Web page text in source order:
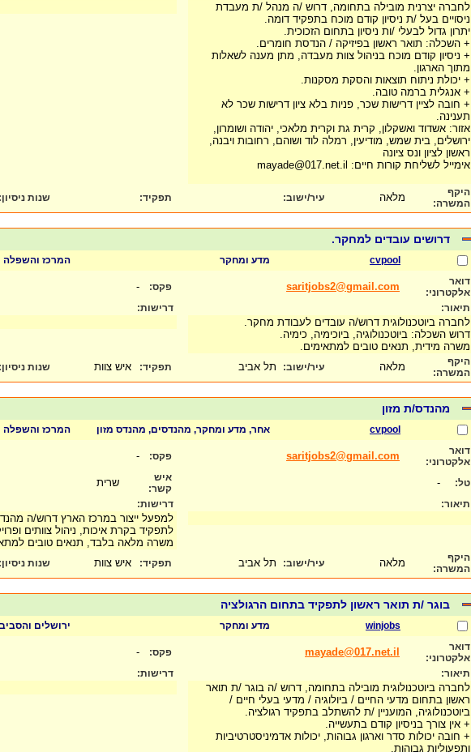
לחברה יצרנית מובילה בתחומה, דרוש /ה מנהל /ת מעבדת
ניסויים בעל /ת ניסיון קודם מוכח בתפקיד דומה.
יתרון גדול לבעלי /ות ניסיון בתחום הזכוכית.
+ השכלה: תואר ראשון בפיזיקה / הנדסת חומרים.
+ ניסיון קודם מוכח בניהול צוות מעבדה, מתן מענה לשאלות
מתוך הארגון.
+ יכולת ניתוח תוצאות והסקת מסקנות.
+ אנגלית ברמה טובה.
+ חובה לציין דרישות שכר, פניות בלא ציון דרישות שכר לא
תענינה.
אזור: אשדוד ואשקלון, קרית גת וקרית מלאכי, יהודה ושומרון,
ירושלים, בית שמש, מודיעין, רמלה לוד ושוהם, רחובות ויבנה,
ראשון לציון ונס ציונה
אימייל לשליחת קורות חיים: mayade@017.net.il
היקף
המשרה:
מלאה עיר/ישוב: תפקיד: שנות ניסיון:
דרושים עובדים למחקר.
cvpool מדע ומחקר המרכז והשפלה
דואר
אלקטרוני:
saritjobs2@gmail.com פקס: -
תיאור:
לחברה ביוטכנולוגית דרוש/ה עובדים לעבודת מחקר.
דרוש השכלה: ביוטכנולוגיה, ביוכימיה, כימיה.
משרה מידית, תנאים טובים למתאימים.
דרישות:
היקף
המשרה:
מלאה עיר/ישוב: תל אביב תפקיד: איש צוות שנות ניסיון:
מהנדס/ת מזון
cvpool אחר, מדע ומחקר, מהנדסים, מהנדס מזון המרכז והשפלה
דואר
אלקטרוני:
saritjobs2@gmail.com פקס: -
טל: -
איש
קשר:
שרית
תיאור: דרישות:
למפעל ייצור במרכז הארץ דרוש/ה
לתפקיד בקרת איכות, ניהול צוותים
משרה מלאה בלבד, תנאים טובים
היקף
המשרה:
מלאה עיר/ישוב: תל אביב תפקיד: איש צוות שנות ניסיון:
בוגר /ת תואר ראשון לתפקיד בתחום הרגולציה
winjobs מדע ומחקר ירושלים
דואר
אלקטרוני:
mayade@017.net.il פקס: -
תיאור:
לחברה ביוטכנולוגית מובילה בתחומה, דרוש /ה בוגר /ת תואר
ראשון בתחום מדעי החיים / ביולוגיה / מדעי בעלי חיים /
ביוטכנולוגיה, המועניין /ת להשתלב בתפקיד רגולציה.
+ אין צורך בניסיון קודם בתעשייה.
+ חובה יכולות סדר וארגון גבוהות, יכולות אדמיניסטרטיביות
ותפעוליות גבוהות.
דרישות: